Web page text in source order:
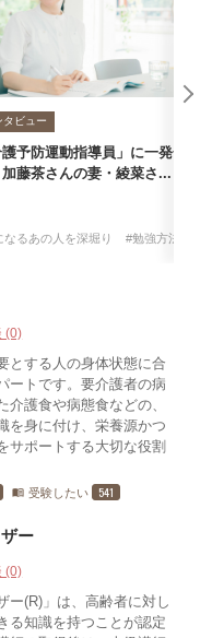
タビュー
護予防運動指導員」に一発合
藤茶さんの妻・綾菜さ...
なるあの人を深堀り #勉強方法
(0)
とする人の身体状態に合
ートです。要介護者の病
護食や病態食などの、
を身に付け、栄養源かつ
サポートする大切な役割
menu_book 受験したい 541
ー
(0)
ー(R)」は、高齢者に対し
る知識を持つことが認定